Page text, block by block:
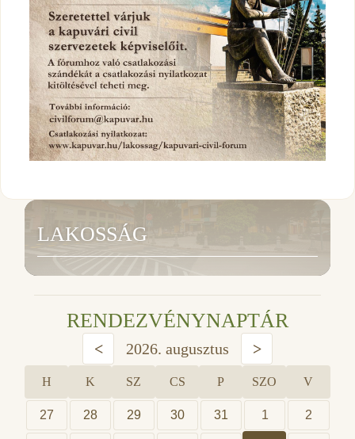
LAKOSSÁG
RENDEZVÉNYNAPTÁR
< 2026. augusztus >
H K SZ CS P SZO V
27 28 29 30 31 1 2